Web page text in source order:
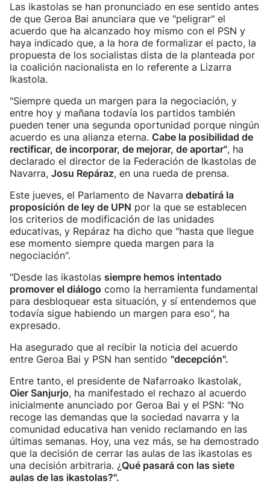
Las ikastolas se han pronunciado en ese sentido antes
de que Geroa Bai anunciara que ve "peligrar" el
acuerdo que ha alcanzado hoy mismo con el PSN y
haya indicado que, a la hora de formalizar el pacto, la
propuesta de los socialistas dista de la planteada por
la coalición nacionalista en lo referente a Lizarra
Ikastola.
"Siempre queda un margen para la negociación, y
entre hoy y mañana todavía los partidos también
pueden tener una segunda oportunidad porque ningún
acuerdo es una alianza eterna. Cabe la posibilidad de
rectificar, de incorporar, de mejorar, de aportar", ha
declarado el director de la Federación de Ikastolas de
Navarra, Josu Repáraz, en una rueda de prensa.
Este jueves, el Parlamento de Navarra debatirá la
proposición de ley de UPN por la que se establecen
los criterios de modificación de las unidades
educativas, y Repáraz ha dicho que "hasta que llegue
ese momento siempre queda margen para la
negociación".
"Desde las ikastolas siempre hemos intentado
promover el diálogo como la herramienta fundamental
para desbloquear esta situación, y sí entendemos que
todavía sigue habiendo un margen para eso", ha
expresado.
Ha asegurado que al recibir la noticia del acuerdo
entre Geroa Bai y PSN han sentido "decepción".
Entre tanto, el presidente de Nafarroako Ikastolak,
Oier Sanjurjo, ha manifestado el rechazo al acuerdo
inicialmente anunciado por Geroa Bai y el PSN: "No
recoge las demandas que la sociedad navarra y la
comunidad educativa han venido reclamando en las
últimas semanas. Hoy, una vez más, se ha demostrado
que la decisión de cerrar las aulas de las ikastolas es
una decisión arbitraria. ¿Qué pasará con las siete
aulas de las ikastolas?".